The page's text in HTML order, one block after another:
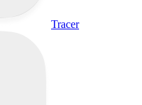
Tracer